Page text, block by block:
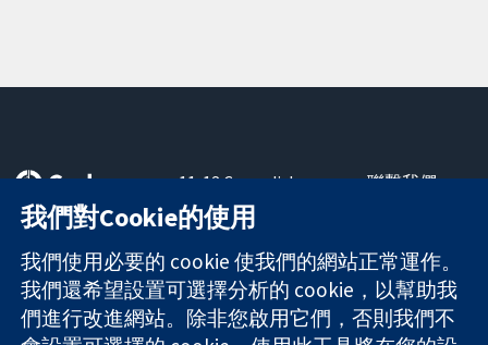
可信任實證
知情決定
更完善的健康照
護
11-13 Cavendish
Square
London
W1G 0AN
United Kingdom
聯繫我們
關於我們
工作機會
Cochrane
Library
我們對Cookie的使用
我們使用必要的 cookie 使我們的網站正常運作。
我們還希望設置可選擇分析的 cookie，以幫助我
們進行改進網站。除非您啟用它們，否則我們不